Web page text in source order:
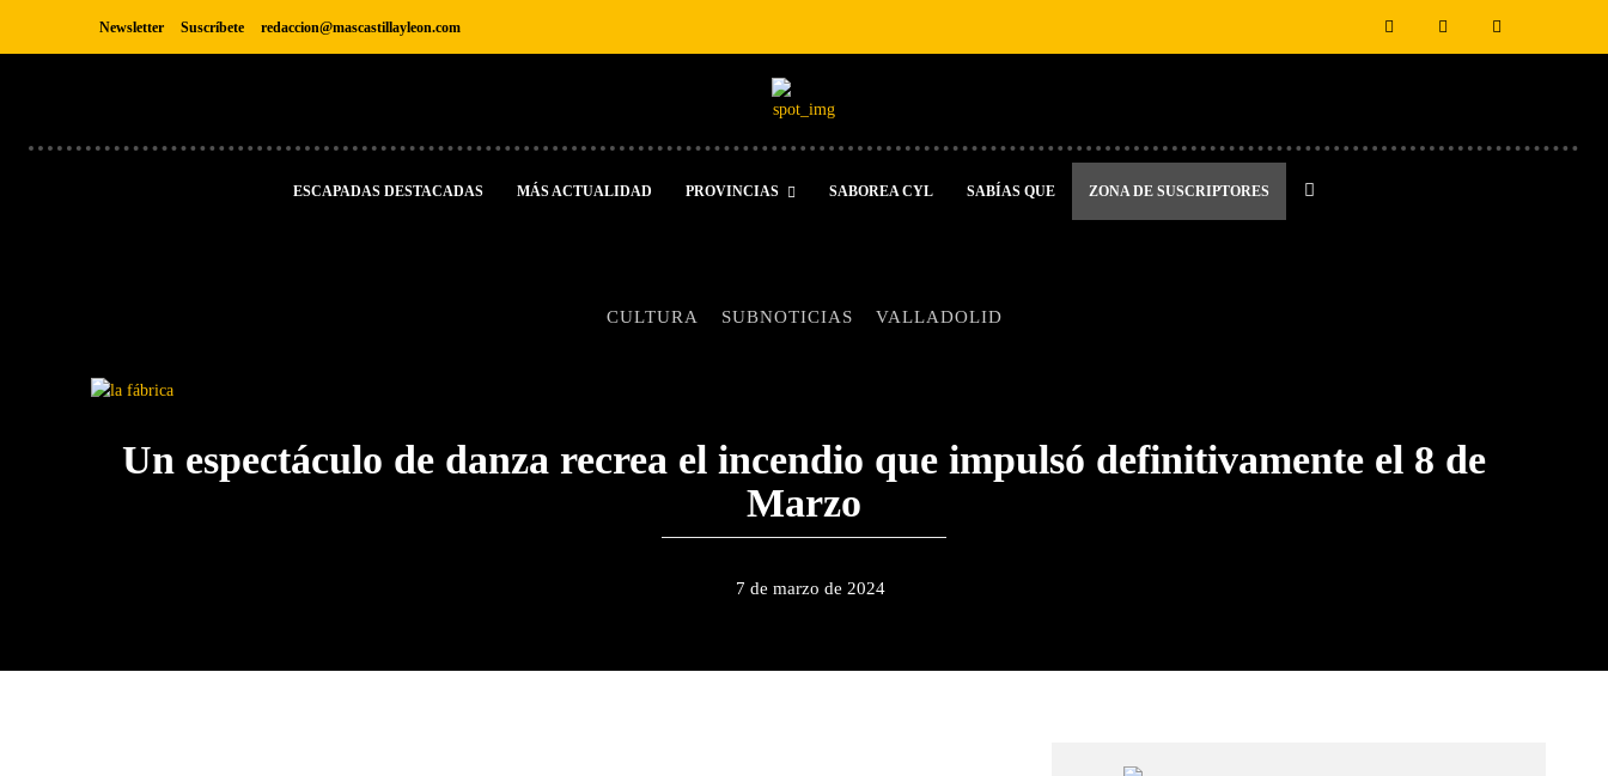
Newsletter Suscríbete redaccion@mascastillayleon.com
ESCAPADAS DESTACADAS MÁS ACTUALIDAD PROVINCIAS SABOREA CYL SABÍAS QUE ZONA DE SUSCRIPTORES
CULTURA SUBNOTICIAS VALLADOLID
Un espectáculo de danza recrea el incendio que impulsó definitivamente el 8 de
Marzo
7 de marzo de 2024